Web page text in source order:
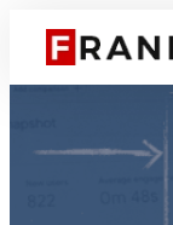
Pular
para
conteúdo